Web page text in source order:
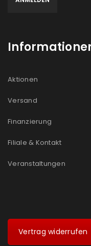
Please select all
Ja, ich möchte
Aktionen
Versand
Finanzierung
Filiale & Kontakt
Veranstaltungen
Vertrag widerrufen